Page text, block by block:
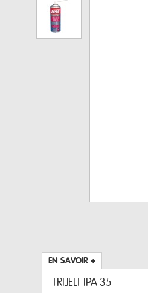
EN SAVOIR +
TRIJELT IPA 35